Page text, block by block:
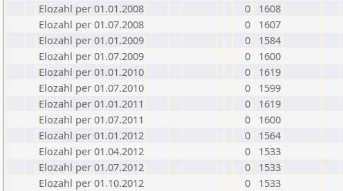
Elozahl per 01.01.2008
0
1608
Elozahl per 01.07.2008
0
1607
Elozahl per 01.01.2009
0
1584
Elozahl per 01.07.2009
0
1600
Elozahl per 01.01.2010
0
1619
Elozahl per 01.07.2010
0
1599
Elozahl per 01.01.2011
0
1619
Elozahl per 01.07.2011
0
1600
Elozahl per 01.01.2012
0
1564
Elozahl per 01.04.2012
0
1533
Elozahl per 01.07.2012
0
1533
Elozahl per 01.10.2012
0
1533